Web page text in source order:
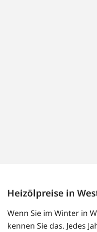
Heizölpreise in
Wenn Sie im Winter in
kennen Sie das. Jedes